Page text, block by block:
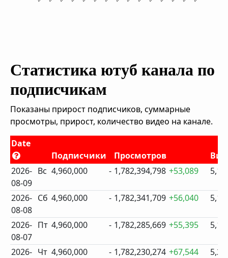
Статистика ютуб канала по
подписчикам
Показаны прирост подписчиков, суммарные
просмотры, прирост, количество видео на канале.
Date
Подписчики
Просмотров
2026-
08-09
Вс 4,960,000 - 1,782,394,798 +53,089
2026-
08-08
Сб 4,960,000 - 1,782,341,709 +56,040
2026-
08-07
Пт 4,960,000 - 1,782,285,669 +55,395
2026- Чт 4,960,000 - 1,782,230,274 +67,544